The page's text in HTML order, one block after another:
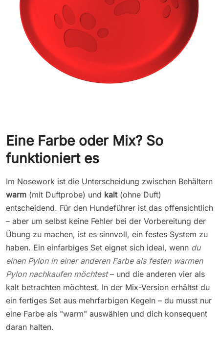
Eine Farbe oder Mix? So
funktioniert es
Im Nosework ist die Unterscheidung zwischen Behältern
warm (mit Duftprobe) und kalt(ohne Duft)
entscheidend. Für den Hundeführer ist das offensichtlich
– aber um selbst keine Fehler bei der Vorbereitung der
Übung zu machen, ist es sinnvoll, ein festes System zu
haben. Ein einfarbiges Set eignet sich ideal, wenn du
einen Pylon in einer anderen Farbe als festen warmen
Pylon nachkaufen möchtest– und die anderen vier als
kalt betrachten möchtest. In der Mix-Version erhältst du
ein fertiges Set aus mehrfarbigen Kegeln – du musst nur
eine Farbe als "warm" auswählen und dich konsequent
daran halten.